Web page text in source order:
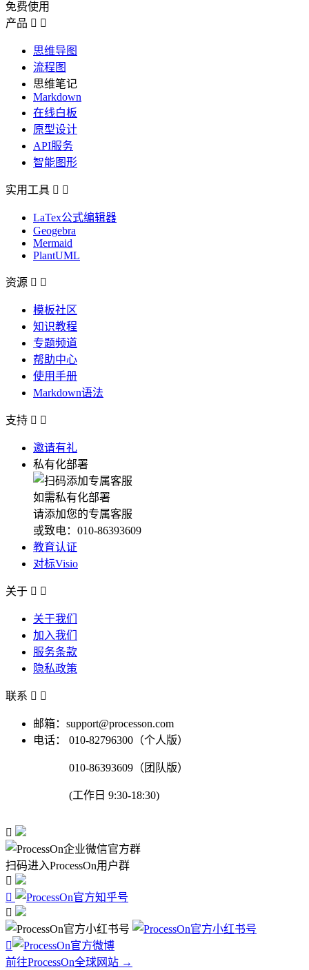
免费使用
产品  
思维导图
流程图
思维笔记
Markdown
在线白板
原型设计
API服务
智能图形
实用工具  
LaTex公式编辑器
Geogebra
Mermaid
PlantUML
资源  
模板社区
知识教程
专题频道
帮助中心
使用手册
Markdown语法
支持  
邀请有礼
私有化部署
如需私有化部署
请添加您的专属客服
或致电：010-86393609
教育认证
对标Visio
关于  
关于我们
加入我们
服务条款
隐私政策
联系  
邮箱：support@processon.com
电话：
010-82796300（个人版）
010-86393609（团队版）
(工作日 9:30-18:30)

扫码进入ProcessOn用户群




前往ProcessOn全球网站 →